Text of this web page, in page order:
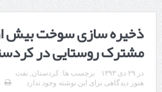
گزارش ویژه؛
طرز تهیه خورش
قدردانی وزیر میراث فرهنگی، گردشگری و
استاندار اردبیل در دیدار دبیر شورای‌عالی
مشترک روستایی در
در ۲۹ دی ۱۳۹۳ برچسب ها: کردستان, نفت
هنوز دیدگاهی برای این نوشته وجود ندارد